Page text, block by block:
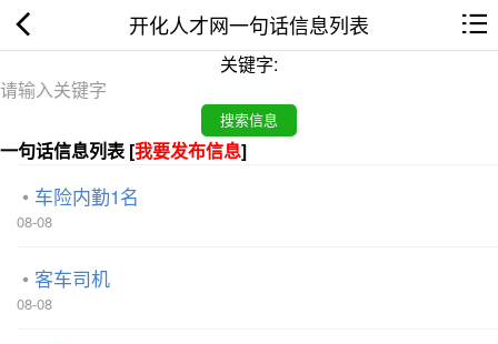
开化人才网一句话信息列表
关键字:
一句话信息列表 [我要发布信息]
车险内勤1名
08-08
客车司机
08-08